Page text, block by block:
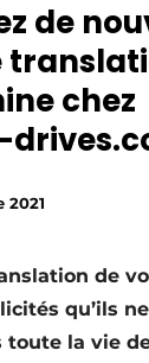
statement
de
chez
2021
de
qu’ils
toute la vie